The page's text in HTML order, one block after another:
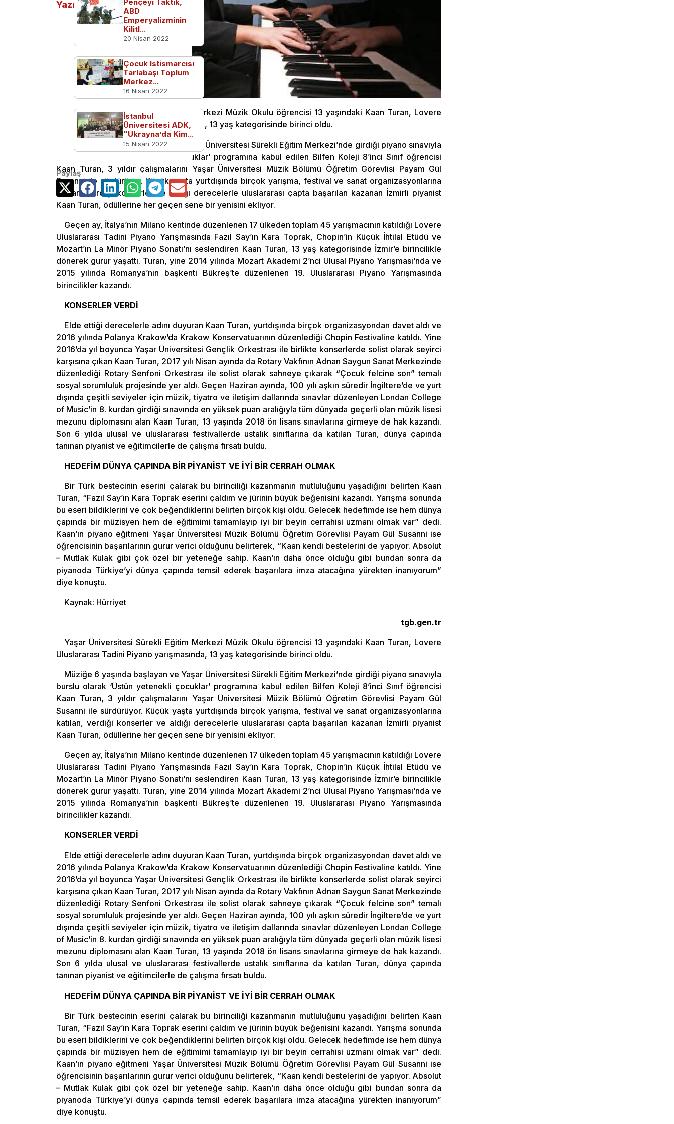
Yaşar Üniversitesi Sürekli Eğitim Merkezi Müzik Okulu öğrencisi 13 yaşındaki Kaan Turan, Lovere
Uluslararası Tadini Piyano yarışmasında, 13 yaş kategorisinde birinci oldu.
Müziğe 6 yaşında başlayan ve Yaşar Üniversitesi Sürekli Eğitim Merkezi’nde girdiği piyano sınavıyla
burslu olarak ‘Üstün yetenekli çocuklar’ programına kabul edilen Bilfen Koleji 8’inci Sınıf öğrencisi
Kaan Turan, 3 yıldır çalışmalarını Yaşar Üniversitesi Müzik Bölümü Öğretim Görevlisi Payam Gül
Susanni ile sürdürüyor. Küçük yaşta yurtdışında birçok yarışma, festival ve sanat organizasyonlarına
katılan, verdiği konserler ve aldığı derecelerle uluslararası çapta başarılan kazanan İzmirli piyanist
Kaan Turan, ödüllerine her geçen sene bir yenisini ekliyor.
Geçen ay, İtalya’nın Milano kentinde düzenlenen 17 ülkeden toplam 45 yarışmacının katıldığı Lovere
Uluslararası Tadini Piyano Yarışmasında Fazıl Say’ın Kara Toprak, Chopin’in Küçük İhtilal Etüdü ve
Mozart’ın La Minör Piyano Sonatı’nı seslendiren Kaan Turan, 13 yaş kategorisinde İzmir’e birincilikle
dönerek gurur yaşattı. Turan, yine 2014 yılında Mozart Akademi 2’nci Ulusal Piyano Yarışması’nda ve
2015 yılında Romanya’nın başkenti Bükreş’te düzenlenen 19. Uluslararası Piyano Yarışmasında
birincilikler kazandı.
KONSERLER VERDİ
Elde ettiği derecelerle adını duyuran Kaan Turan, yurtdışında birçok organizasyondan davet aldı ve
2016 yılında Polanya Krakow’da Krakow Konservatuarının düzenlediği Chopin Festivaline katıldı. Yine
2016’da yıl boyunca Yaşar Üniversitesi Gençlik Orkestrası ile birlikte konserlerde solist olarak seyirci
karşısına çıkan Kaan Turan, 2017 yılı Nisan ayında da Rotary Vakfının Adnan Saygun Sanat Merkezinde
düzenlediği Rotary Senfoni Orkestrası ile solist olarak sahneye çıkarak “Çocuk felcine son” temalı
sosyal sorumluluk projesinde yer aldı. Geçen Haziran ayında, 100 yılı aşkın süredir İngiltere’de ve yurt
dışında çeşitli seviyeler için müzik, tiyatro ve iletişim dallarında sınavlar düzenleyen Londan College
of Music’in 8. kurdan girdiği sınavında en yüksek puan aralığıyla tüm dünyada geçerli olan müzik lisesi
mezunu diplomasını alan Kaan Turan, 13 yaşında 2018 ön lisans sınavlarına girmeye de hak kazandı.
Son 6 yılda ulusal ve uluslararası festivallerde ustalık sınıflarına da katılan Turan, dünya çapında
tanınan piyanist ve eğitimcilerle de çalışma fırsatı buldu.
HEDEFİM DÜNYA ÇAPINDA BİR PİYANİST VE İYİ BİR CERRAH OLMAK
Bir Türk bestecinin eserini çalarak bu birinciliği kazanmanın mutluluğunu yaşadığını belirten Kaan
Turan, “Fazıl Say’ın Kara Toprak eserini çaldım ve jürinin büyük beğenisini kazandı. Yarışma sonunda
bu eseri bildiklerini ve çok beğendiklerini belirten birçok kişi oldu. Gelecek hedefimde ise hem dünya
çapında bir müzisyen hem de eğitimimi tamamlayıp iyi bir beyin cerrahisi uzmanı olmak var” dedi.
Kaan’ın piyano eğitmeni Yaşar Üniversitesi Müzik Bölümü Öğretim Görevlisi Payam Gül Susanni ise
öğrencisinin başarılarının gurur verici olduğunu belirterek, “Kaan kendi bestelerini de yapıyor. Absolut
– Mutlak Kulak gibi çok özel bir yeteneğe sahip. Kaan’ın daha önce olduğu gibi bundan sonra da
piyanoda Türkiye’yi dünya çapında temsil ederek başarılara imza atacağına yürekten inanıyorum”
diye konuştu.
Kaynak: Hürriyet
tgb.gen.tr
Yaşar Üniversitesi Sürekli Eğitim Merkezi Müzik Okulu öğrencisi 13 yaşındaki Kaan Turan, Lovere
Uluslararası Tadini Piyano yarışmasında, 13 yaş kategorisinde birinci oldu.
Müziğe 6 yaşında başlayan ve Yaşar Üniversitesi Sürekli Eğitim Merkezi’nde girdiği piyano sınavıyla
burslu olarak ‘Üstün yetenekli çocuklar’ programına kabul edilen Bilfen Koleji 8’inci Sınıf öğrencisi
Kaan Turan, 3 yıldır çalışmalarını Yaşar Üniversitesi Müzik Bölümü Öğretim Görevlisi Payam Gül
Susanni ile sürdürüyor. Küçük yaşta yurtdışında birçok yarışma, festival ve sanat organizasyonlarına
katılan, verdiği konserler ve aldığı derecelerle uluslararası çapta başarılan kazanan İzmirli piyanist
Kaan Turan, ödüllerine her geçen sene bir yenisini ekliyor.
Geçen ay, İtalya’nın Milano kentinde düzenlenen 17 ülkeden toplam 45 yarışmacının katıldığı Lovere
Uluslararası Tadini Piyano Yarışmasında Fazıl Say’ın Kara Toprak, Chopin’in Küçük İhtilal Etüdü ve
Mozart’ın La Minör Piyano Sonatı’nı seslendiren Kaan Turan, 13 yaş kategorisinde İzmir’e birincilikle
dönerek gurur yaşattı. Turan, yine 2014 yılında Mozart Akademi 2’nci Ulusal Piyano Yarışması’nda ve
2015 yılında Romanya’nın başkenti Bükreş’te düzenlenen 19. Uluslararası Piyano Yarışmasında
birincilikler kazandı.
KONSERLER VERDİ
Elde ettiği derecelerle adını duyuran Kaan Turan, yurtdışında birçok organizasyondan davet aldı ve
2016 yılında Polanya Krakow’da Krakow Konservatuarının düzenlediği Chopin Festivaline katıldı. Yine
2016’da yıl boyunca Yaşar Üniversitesi Gençlik Orkestrası ile birlikte konserlerde solist olarak seyirci
karşısına çıkan Kaan Turan, 2017 yılı Nisan ayında da Rotary Vakfının Adnan Saygun Sanat Merkezinde
düzenlediği Rotary Senfoni Orkestrası ile solist olarak sahneye çıkarak “Çocuk felcine son” temalı
sosyal sorumluluk projesinde yer aldı. Geçen Haziran ayında, 100 yılı aşkın süredir İngiltere’de ve yurt
dışında çeşitli seviyeler için müzik, tiyatro ve iletişim dallarında sınavlar düzenleyen Londan College
of Music’in 8. kurdan girdiği sınavında en yüksek puan aralığıyla tüm dünyada geçerli olan müzik lisesi
mezunu diplomasını alan Kaan Turan, 13 yaşında 2018 ön lisans sınavlarına girmeye de hak kazandı.
Son 6 yılda ulusal ve uluslararası festivallerde ustalık sınıflarına da katılan Turan, dünya çapında
tanınan piyanist ve eğitimcilerle de çalışma fırsatı buldu.
HEDEFİM DÜNYA ÇAPINDA BİR PİYANİST VE İYİ BİR CERRAH OLMAK
Bir Türk bestecinin eserini çalarak bu birinciliği kazanmanın mutluluğunu yaşadığını belirten Kaan
Turan, “Fazıl Say’ın Kara Toprak eserini çaldım ve jürinin büyük beğenisini kazandı. Yarışma sonunda
bu eseri bildiklerini ve çok beğendiklerini belirten birçok kişi oldu. Gelecek hedefimde ise hem dünya
çapında bir müzisyen hem de eğitimimi tamamlayıp iyi bir beyin cerrahisi uzmanı olmak var” dedi.
Kaan’ın piyano eğitmeni Yaşar Üniversitesi Müzik Bölümü Öğretim Görevlisi Payam Gül Susanni ise
öğrencisinin başarılarının gurur verici olduğunu belirterek, “Kaan kendi bestelerini de yapıyor. Absolut
– Mutlak Kulak gibi çok özel bir yeteneğe sahip. Kaan’ın daha önce olduğu gibi bundan sonra da
piyanoda Türkiye’yi dünya çapında temsil ederek başarılara imza atacağına yürekten inanıyorum”
diye konuştu.
Yazılar
ABD
Emperyalizminin
Kilitl...
20 Nisan 2022
Çocuk Istismarcısı
Tarlabaşı Toplum
Merkez...
16 Nisan 2022
İstanbul
Üniversitesi ADK,
"Ukrayna’da Kim...
15 Nisan 2022
Paylaş